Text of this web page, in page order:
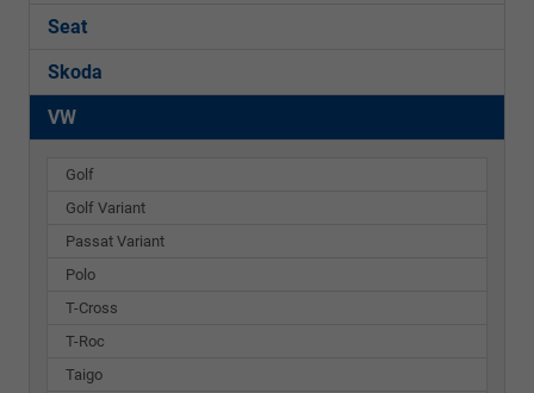
Seat
Skoda
VW
Golf
Golf Variant
Passat Variant
Polo
T-Cross
T-Roc
Taigo